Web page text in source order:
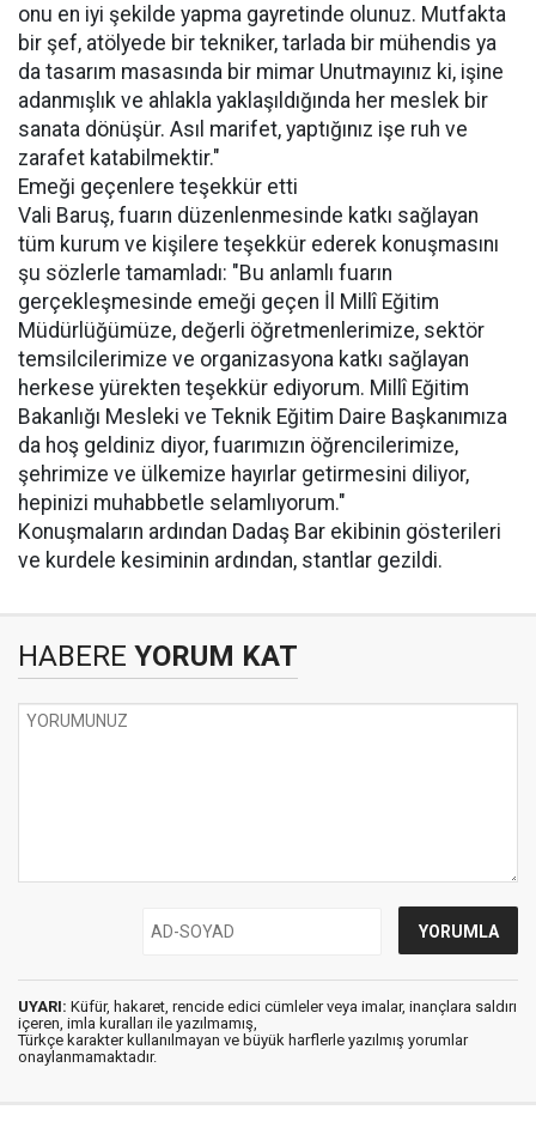
onu en iyi şekilde yapma gayretinde olunuz. Mutfakta
bir şef, atölyede bir tekniker, tarlada bir mühendis ya
da tasarım masasında bir mimar Unutmayınız ki, işine
adanmışlık ve ahlakla yaklaşıldığında her meslek bir
sanata dönüşür. Asıl marifet, yaptığınız işe ruh ve
zarafet katabilmektir."
Emeği geçenlere teşekkür etti
Vali Baruş, fuarın düzenlenmesinde katkı sağlayan
tüm kurum ve kişilere teşekkür ederek konuşmasını
şu sözlerle tamamladı: "Bu anlamlı fuarın
gerçekleşmesinde emeği geçen İl Millî Eğitim
Müdürlüğümüze, değerli öğretmenlerimize, sektör
temsilcilerimize ve organizasyona katkı sağlayan
herkese yürekten teşekkür ediyorum. Millî Eğitim
Bakanlığı Mesleki ve Teknik Eğitim Daire Başkanımıza
da hoş geldiniz diyor, fuarımızın öğrencilerimize,
şehrimize ve ülkemize hayırlar getirmesini diliyor,
hepinizi muhabbetle selamlıyorum."
Konuşmaların ardından Dadaş Bar ekibinin gösterileri
ve kurdele kesiminin ardından, stantlar gezildi.
HABERE YORUM KAT
UYARI: Küfür, hakaret, rencide edici cümleler veya imalar, inançlara saldırı
içeren, imla kuralları ile yazılmamış,
Türkçe karakter kullanılmayan ve büyük harflerle yazılmış yorumlar
onaylanmamaktadır.